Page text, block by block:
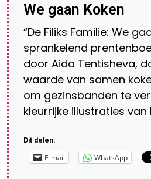
We gaan Koken
“De Filiks Familie: We
sprankelend
door Aida Tentisheva,
waarde van samen
om gezinsbanden te
kleurrijke illustraties van
Dit delen:
E-mail WhatsApp